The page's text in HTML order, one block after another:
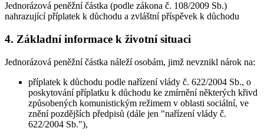
Jednorázová peněžní částka (podle zákona č. 108/2009 Sb.)
nahrazující příplatek k důchodu a zvláštní příspěvek k důchodu
4. Základní informace k životní situaci
Jednorázová peněžní částka náleží osobám, jimž nevznikl nárok na:
příplatek k důchodu podle nařízení vlády č. 622/2004 Sb., o
poskytování příplatku k důchodu ke zmírnění některých křivd
způsobených komunistickým režimem v oblasti sociální, ve
znění pozdějších předpisů (dále jen "nařízení vlády č.
622/2004 Sb."),